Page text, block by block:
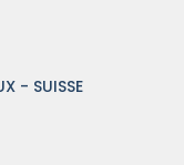
- SUISSE